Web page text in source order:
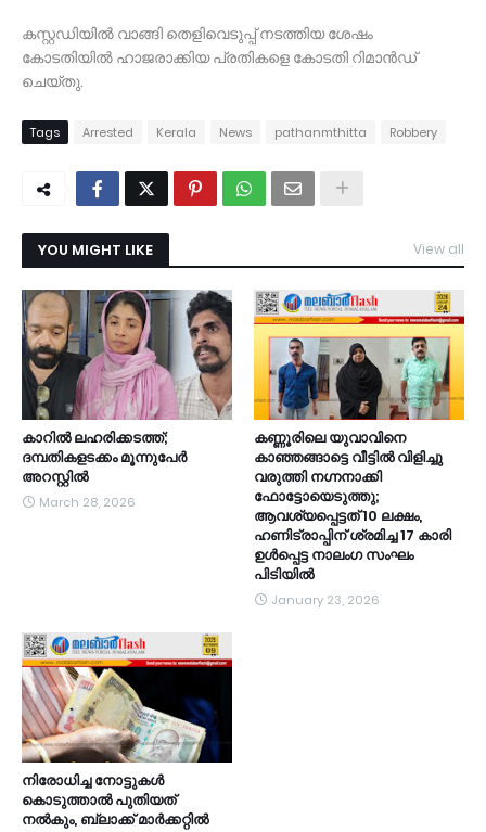
കസ്റ്റഡിയില്‍ വാങ്ങി തെളിവെടുപ്പ് നടത്തിയ ശേഷം
കോടതിയില്‍ ഹാജരാക്കിയ പ്രതികളെ കോടതി റിമാന്‍ഡ്
ചെയ്തു.
Tags Arrested Kerala News pathanmthitta Robbery
YOU MIGHT LIKE View all
കാറിൽ ലഹരിക്കടത്ത്;
ദമ്പതികളടക്കം മൂന്നുപേർ
അറസ്റ്റിൽ
March 28, 2026
കണ്ണൂരിലെ യുവാവിനെ
കാഞ്ഞങ്ങാട്ടെ വീട്ടിൽ വിളിച്ചു
വരുത്തി നഗ്നനാക്കി
ഫോട്ടോയെടുത്തു;
ആവശ്യപ്പെട്ടത് 10 ലക്ഷം,
ഹണിട്രാപ്പിന് ശ്രമിച്ച 17 കാരി
ഉൾപ്പെട്ട നാലംഗ സംഘം
പിടിയിൽ
January 23, 2026
നിരോധിച്ച നോട്ടുകൾ
കൊടുത്താൽ പുതിയത്
നൽകും, ബ്ലാക്ക് മാർക്കറ്റിൽ